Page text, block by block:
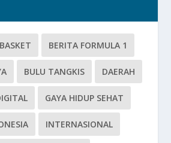
BASKET BERITA FORMULA 1
BULU TANGKIS DAERAH
GAYA HIDUP SEHAT
INTERNASIONAL